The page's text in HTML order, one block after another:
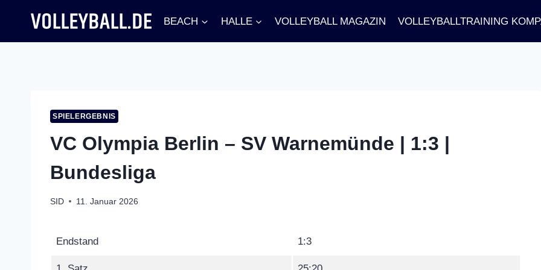
springen
BEACH HALLE VOLLEYBALL MAGAZIN VOLLEYBALLTRAINING
SPIELERGEBNIS
VC Olympia Berlin – SV Warnemünde | 1:3 |
Bundesliga
SID 11. Januar 2026
Endstand 1:3